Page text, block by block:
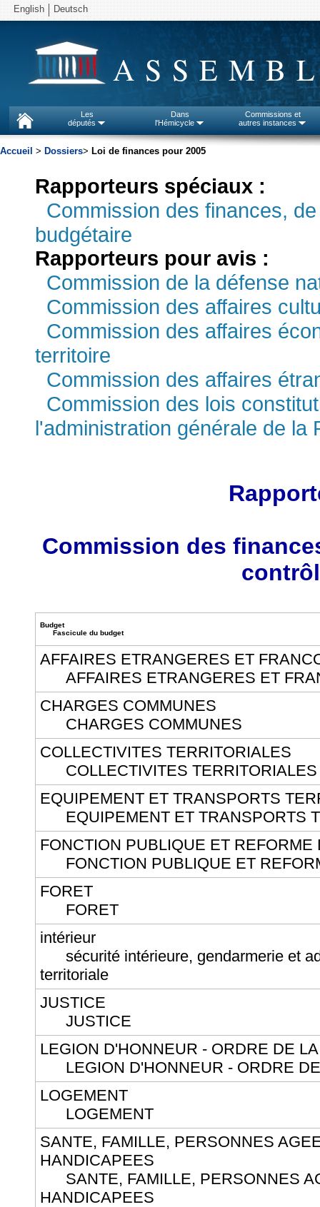
English Deutsch
Les
députés
Dans
l'Hémicycle
Commissions et
autres instances
Accueil > Dossiers> Loi de finances pour 2005
Rapporteurs spéciaux :
Commission des finances,
budgétaire
Rapporteurs pour avis :
Commission de la défense
Commission des affaires
Commission des affaires
territoire
Commission des affaires
Commission des lois
l'administration générale de la
Commission des
Budget
Fascicule du budget
AFFAIRES ETRANGERES ET
AFFAIRES ETRANGERES ET
CHARGES COMMUNES
CHARGES COMMUNES
COLLECTIVITES TERRITORIALES
COLLECTIVITES TERRITORIALES
EQUIPEMENT ET TRANSPORTS
EQUIPEMENT ET TRANSPORTS
FONCTION PUBLIQUE ET REFORME
FONCTION PUBLIQUE ET
FORET
FORET
intérieur
sécurité intérieure, gendarmerie et
territoriale
JUSTICE
JUSTICE
LEGION D'HONNEUR - ORDRE DE
LEGION D'HONNEUR - ORDRE DE
LOGEMENT
LOGEMENT
SANTE, FAMILLE, PERSONNES
HANDICAPEES
SANTE, FAMILLE, PERSONNES
HANDICAPEES